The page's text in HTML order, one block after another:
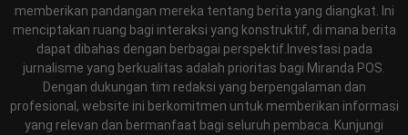
memberikan pandangan mereka tentang berita yang diangkat. Ini
menciptakan ruang bagi interaksi yang konstruktif, di mana berita
dapat dibahas dengan berbagai perspektif.Investasi pada
jurnalisme yang berkualitas adalah prioritas bagi Miranda POS.
Dengan dukungan tim redaksi yang berpengalaman dan
profesional, website ini berkomitmen untuk memberikan informasi
yang relevan dan bermanfaat bagi seluruh pembaca. Kunjungi